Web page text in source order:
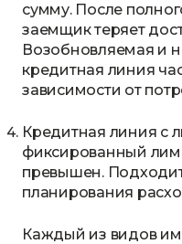
сумму. После
заемщик теряет
Возобновляемая и
кредитная линия
зависимости от
Кредитная линия с
фиксированный
превышен.
планирования
Каждый из видов